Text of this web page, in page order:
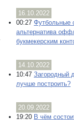
16.10.2022
00:27 Футбольные
альтернатива
букмекерским
14.10.2022
10:47 Загородный
лучше построить?
20.09.2022
19:20 В чём